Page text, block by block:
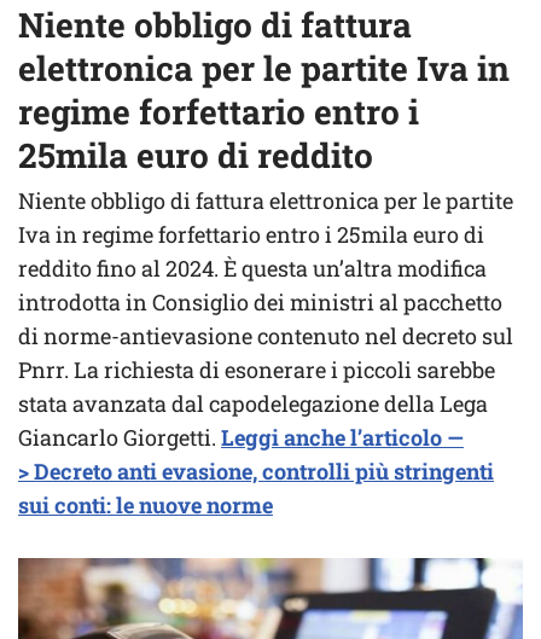
Niente obbligo di fattura
elettronica per le partite Iva in
regime forfettario entro i
25mila euro di reddito
Niente obbligo di fattura elettronica per le partite
Iva in regime forfettario entro i 25mila euro di
reddito fino al 2024. È questa un’altra modifica
introdotta in Consiglio dei ministri al pacchetto
di norme-antievasione contenuto nel decreto sul
Pnrr. La richiesta di esonerare i piccoli sarebbe
stata avanzata dal capodelegazione della Lega
Giancarlo Giorgetti. Leggi anche l’articolo —
> Decreto anti evasione, controlli più stringenti
sui conti: le nuove norme